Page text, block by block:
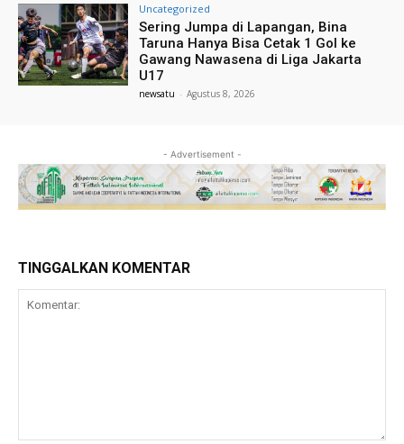
Uncategorized
Sering Jumpa di Lapangan, Bina
Taruna Hanya Bisa Cetak 1 Gol ke
Gawang Nawasena di Liga Jakarta
U17
newsatu - Agustus 8, 2026
- Advertisement -
TINGGALKAN KOMENTAR